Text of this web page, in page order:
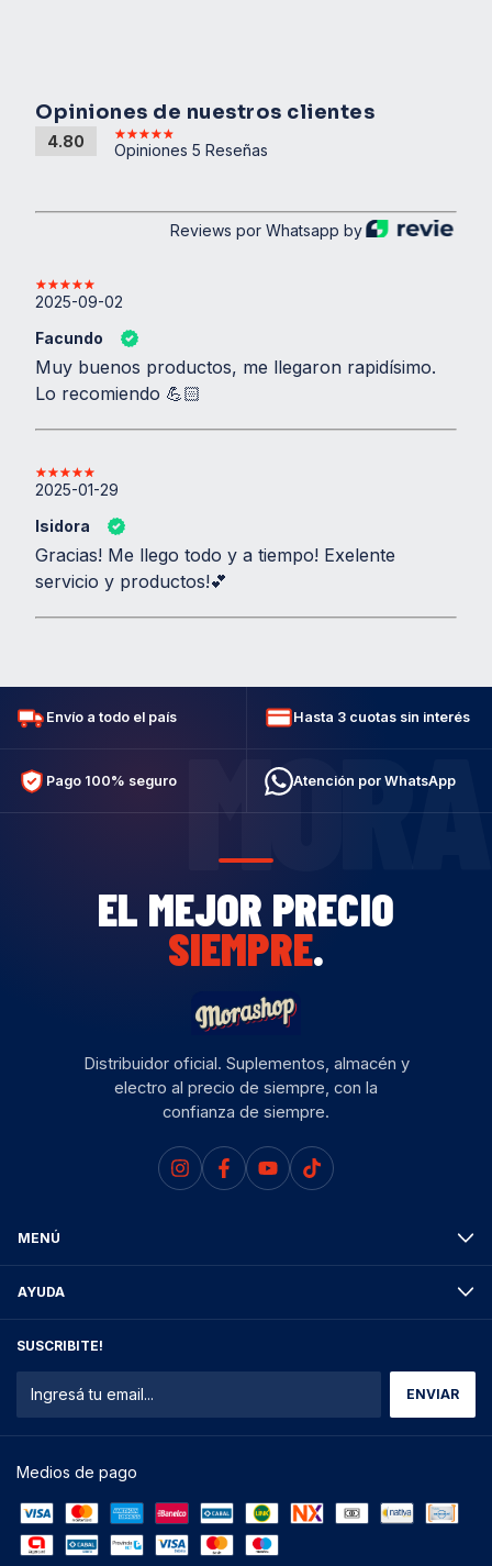
Opiniones de nuestros clientes
4.80 Opiniones 5 Reseñas
Reviews por Whatsapp by
2025-09-02
Facundo
Muy buenos productos, me llegaron rapidísimo.
Lo recomiendo 💪🏻
2025-01-29
Isidora
Gracias! Me llego todo y a tiempo! Exelente
servicio y productos!💕
MORA
Envío a todo el país Hasta 3 cuotas sin interés
Pago 100% seguro Atención por WhatsApp
EL MEJOR PRECIO
SIEMPRE.
Distribuidor oficial. Suplementos, almacén y
electro al precio de siempre, con la
confianza de siempre.
MENÚ
AYUDA
SUSCRIBITE!
Medios de pago